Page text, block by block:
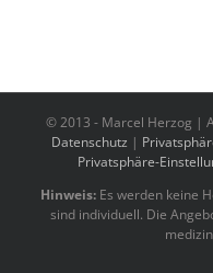
© 2013 - Marcel Herzog |
Datenschutz |
Privatsphäre-
Hinweis: Es werden keine
sind individuell. Die